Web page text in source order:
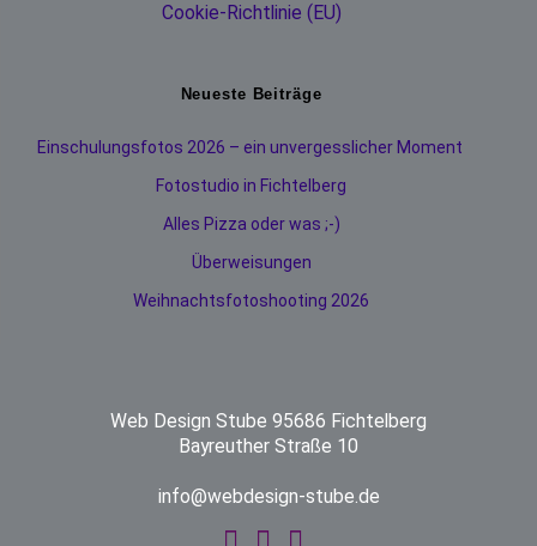
Cookie-Richtlinie (EU)
Neueste Beiträge
Einschulungsfotos 2026 – ein unvergesslicher Moment
Fotostudio in Fichtelberg
Alles Pizza oder was ;-)
Überweisungen
Weihnachtsfotoshooting 2026
Web Design Stube 95686 Fichtelberg
Bayreuther Straße 10
info@webdesign-stube.de